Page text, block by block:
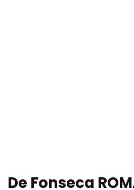
De Fonseca